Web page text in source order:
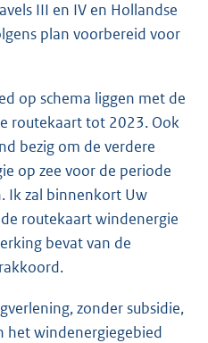
III en IV en Hollandse
plan voorbereid voor
op schema liggen met de
routekaart tot 2023. Ook
bezig om de verdere
op zee voor de periode
Ik zal binnenkort Uw
routekaart windenergie
bevat van de
zonder subsidie,
het windenergiegebied